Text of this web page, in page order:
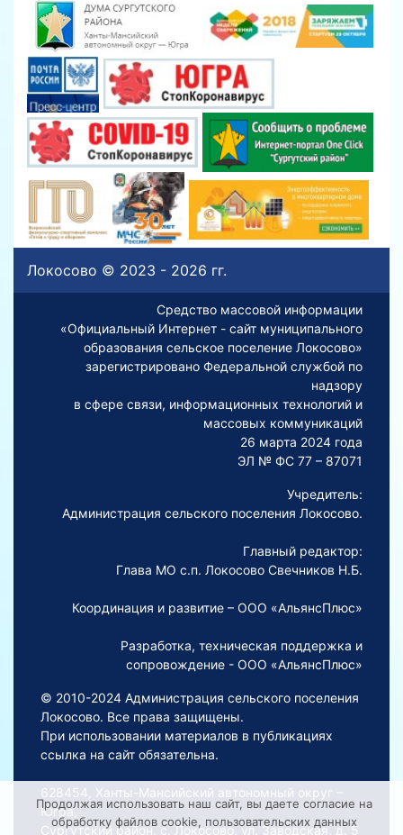
Локосово © 2023 - 2026 гг.
Средство массовой информации
«Официальный Интернет - сайт муниципального
образования сельское поселение Локосово»
зарегистрировано Федеральной службой по
надзору
в сфере связи, информационных технологий и
массовых коммуникаций
26 марта 2024 года
ЭЛ № ФС 77 – 87071
Учредитель:
Администрация сельского поселения Локосово.
Главный редактор:
Глава МО с.п. Локосово Свечников Н.Б.
Координация и развитие – ООО «АльянсПлюс»
Разработка, техническая поддержка и
сопровождение - ООО «АльянсПлюс»
© 2010-2024 Администрация сельского поселения
Локосово. Все права защищены.
При использовании материалов в публикациях
ссылка на сайт обязательна.
628454, Ханты-Мансийский автономный округ –
Югра,
Сургутский район, с. Локосово, ул. Заводская, д. 5
Продолжая использовать наш сайт, вы даете согласие на
обработку файлов cookie, пользовательских данных